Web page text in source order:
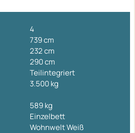
4
739 cm
232 cm
290 cm
Teilintegriert
3.500 kg
589 kg
Einzelbett
Wohnwelt Weiß